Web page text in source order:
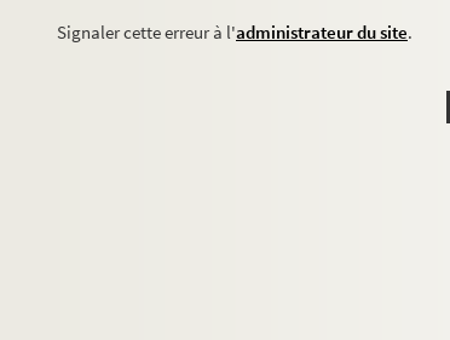
Signaler cette erreur à l'administrateur du site.